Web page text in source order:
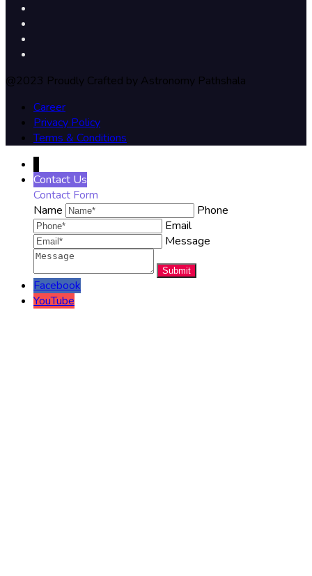
@2023 Proudly Crafted by Astronomy Pathshala
Career
Privacy Policy
Terms & Conditions
Contact Us
Contact Form
Name
Phone
Email
Message
Facebook
YouTube